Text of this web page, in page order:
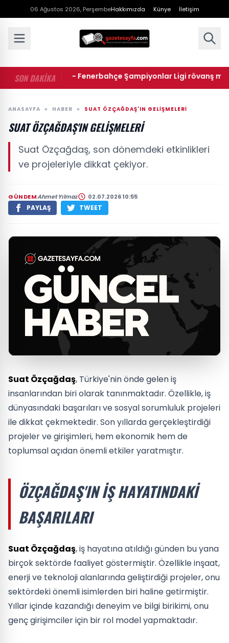
06 Ağustos 2026, PerşembeHakkımızda Künye İletişim
SON DAKİKA
• Sturm Graz - Fenerbahçe Şampiyonlar Ligi rövanş maçı
ANASAYFA » HABER » SUAT ÖZÇAĞDAŞ'IN GELIŞMELERI
SUAT ÖZÇAĞDAŞ'IN GELIŞMELERI
Suat Özçağdaş, son dönemdeki etkinlikleri
ve projeleriyle dikkat çekiyor.
GÜNDEMAhmet Yılmaz 02.07.2026 10:55
PAYLAŞ TWEET
Suat Özçağdaş, Türkiye'nin önde gelen iş
insanlarından biri olarak tanınmaktadır. Özellikle, iş
dünyasındaki başarıları ve sosyal sorumluluk projeleri
ile dikkat çekmektedir. Son yıllarda gerçekleştirdiği
projeler ve girişimleri, hem ekonomik hem de
toplumsal açıdan önemli etkiler yaratmıştır.
ÖZÇAĞDAŞ'IN İŞ HAYATINDAKI
BAŞARILARI
Suat Özçağdaş, iş hayatına atıldığı günden bu yana
birçok sektörde faaliyet göstermiştir. Özellikle inşaat,
enerji ve teknoloji alanlarında geliştirdiği projeler, onu
sektördeki önemli isimlerden biri haline getirmiştir.
Yıllar içinde kazandığı deneyim ve bilgi birikimi, onu
genç girişimciler için bir rol model yapmaktadır.